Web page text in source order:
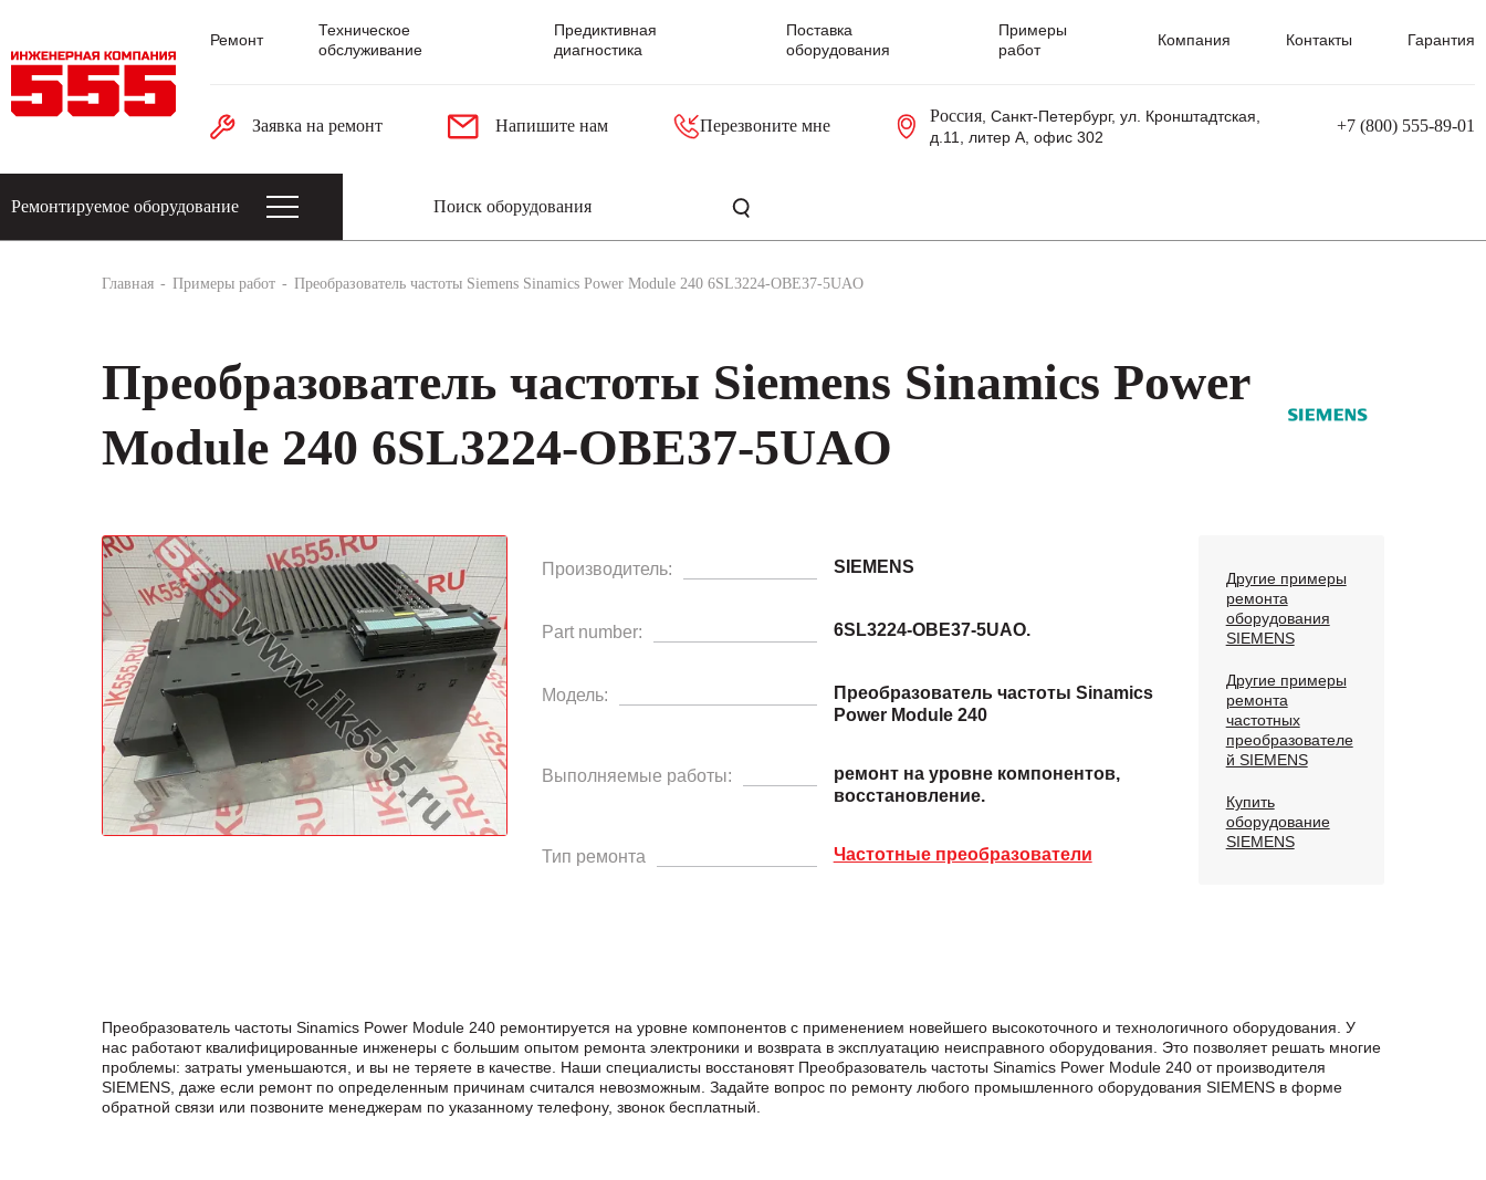
Ремонт
Техническое
обслуживание
Предиктивная
диагностика
Поставка
оборудования
Примеры
работ
Компания Контакты Гарантия
Заявка на ремонт Напишите нам Перезвоните мне
Россия, Санкт-Петербург, ул. Кронштадтская,
д.11, литер А, офис 302
+7 (800) 555-89-01
Ремонтируемое оборудование
Главная Примеры работ Преобразователь частоты Siemens Sinamics Power Module 240 6SL3224-OBE37-5UAO
Преобразователь частоты Siemens Sinamics Power
Module 240 6SL3224-OBE37-5UAO
Производитель: SIEMENS
Part number: 6SL3224-OBE37-5UAO.
Модель:
Преобразователь частоты Sinamics
Power Module 240
Выполняемые работы:
ремонт на уровне компонентов,
восстановление.
Тип ремонта Частотные преобразователи
Другие примеры
ремонта
оборудования
SIEMENS
Другие примеры
ремонта
частотных
преобразователе
й SIEMENS
Купить
оборудование
SIEMENS
Преобразователь частоты Sinamics Power Module 240 ремонтируется на уровне компонентов с применением новейшего высокоточного и технологичного оборудования. У
нас работают квалифицированные инженеры с большим опытом ремонта электроники и возврата в эксплуатацию неисправного оборудования. Это позволяет решать многие
проблемы: затраты уменьшаются, и вы не теряете в качестве. Наши специалисты восстановят Преобразователь частоты Sinamics Power Module 240 от производителя
SIEMENS, даже если ремонт по определенным причинам считался невозможным. Задайте вопрос по ремонту любого промышленного оборудования SIEMENS в формe
обратной связи или позвоните менеджерам по указанному телефону, звонок бесплатный.